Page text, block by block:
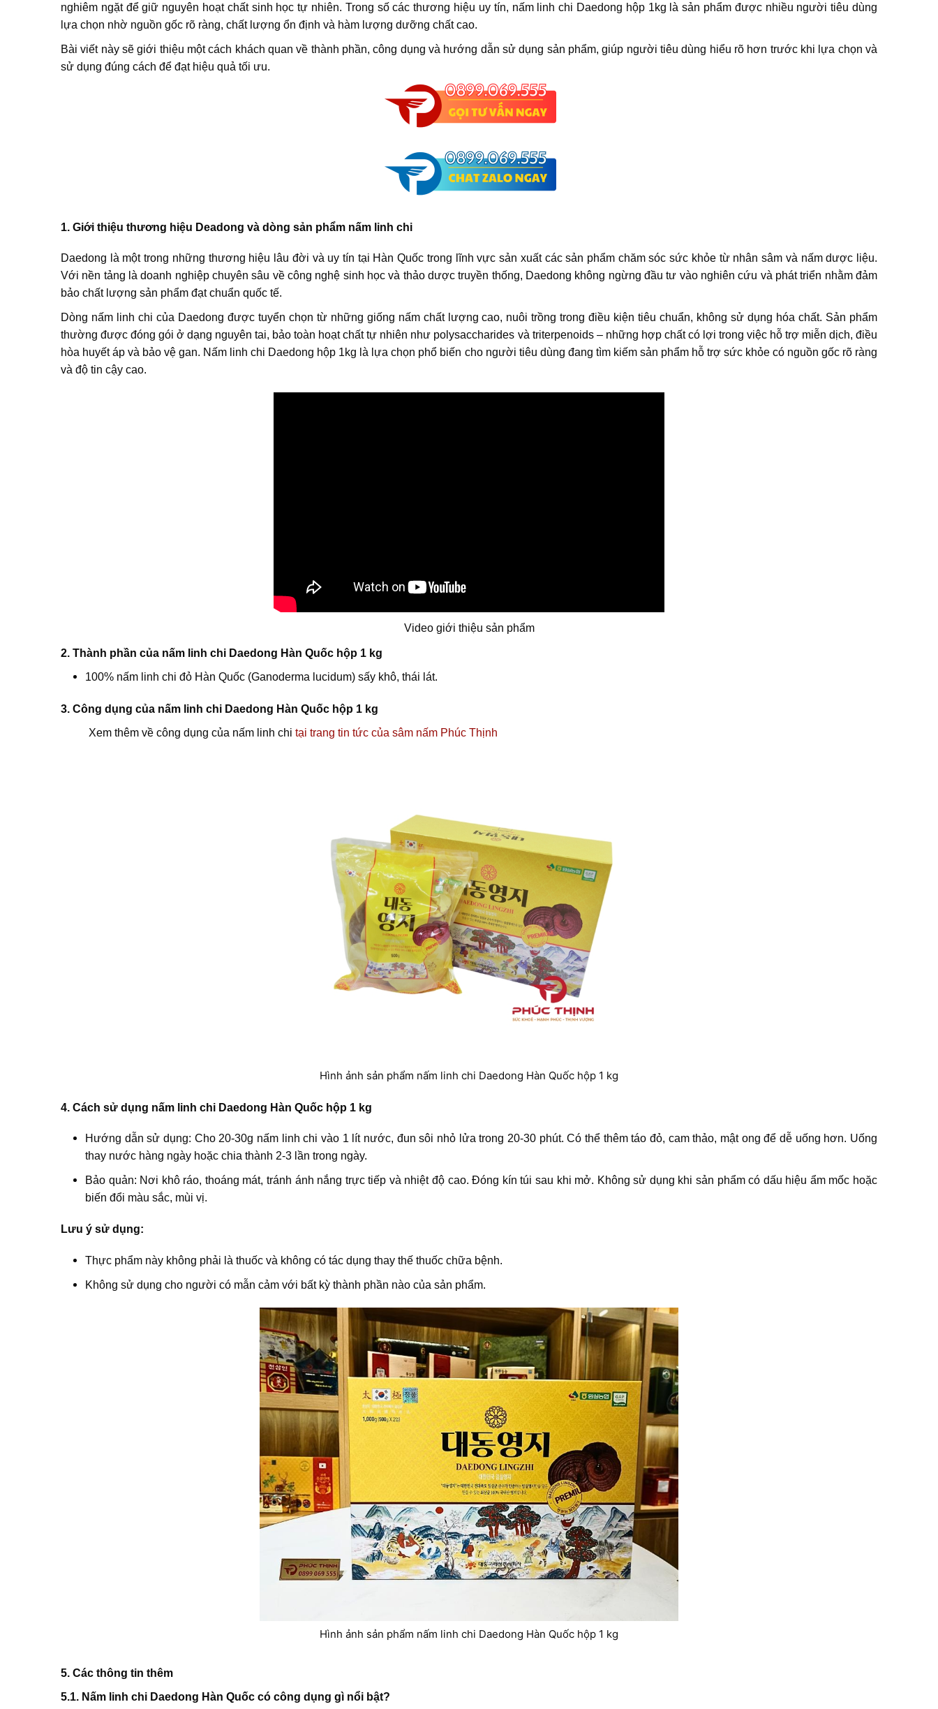
nghiêm ngặt để giữ nguyên hoạt chất sinh học tự nhiên. Trong số các thương hiệu uy tín, nấm linh chi Daedong hộp 1kg là sản phẩm được nhiều người tiêu dùng
lựa chọn nhờ nguồn gốc rõ ràng, chất lượng ổn định và hàm lượng dưỡng chất cao.
Bài viết này sẽ giới thiệu một cách khách quan về thành phần, công dụng và hướng dẫn sử dụng sản phẩm, giúp người tiêu dùng hiểu rõ hơn trước khi lựa chọn và
sử dụng đúng cách để đạt hiệu quả tối ưu.
1. Giới thiệu thương hiệu Deadong và dòng sản phẩm nấm linh chi
Daedong là một trong những thương hiệu lâu đời và uy tín tại Hàn Quốc trong lĩnh vực sản xuất các sản phẩm chăm sóc sức khỏe từ nhân sâm và nấm dược liệu.
Với nền tảng là doanh nghiệp chuyên sâu về công nghệ sinh học và thảo dược truyền thống, Daedong không ngừng đầu tư vào nghiên cứu và phát triển nhằm đảm
bảo chất lượng sản phẩm đạt chuẩn quốc tế.
Dòng nấm linh chi của Daedong được tuyển chọn từ những giống nấm chất lượng cao, nuôi trồng trong điều kiện tiêu chuẩn, không sử dụng hóa chất. Sản phẩm
thường được đóng gói ở dạng nguyên tai, bảo toàn hoạt chất tự nhiên như polysaccharides và triterpenoids – những hợp chất có lợi trong việc hỗ trợ miễn dịch, điều
hòa huyết áp và bảo vệ gan. Nấm linh chi Daedong hộp 1kg là lựa chọn phổ biến cho người tiêu dùng đang tìm kiếm sản phẩm hỗ trợ sức khỏe có nguồn gốc rõ ràng
và độ tin cậy cao.
Video giới thiệu sản phẩm
2. Thành phần của nấm linh chi Daedong Hàn Quốc hộp 1 kg
100% nấm linh chi đỏ Hàn Quốc (Ganoderma lucidum) sấy khô, thái lát.
3. Công dụng của nấm linh chi Daedong Hàn Quốc hộp 1 kg
Xem thêm về công dụng của nấm linh chi tại trang tin tức của sâm nấm Phúc Thịnh
Hình ảnh sản phẩm nấm linh chi Daedong Hàn Quốc hộp 1 kg
4. Cách sử dụng nấm linh chi Daedong Hàn Quốc hộp 1 kg
Hướng dẫn sử dụng: Cho 20-30g nấm linh chi vào 1 lít nước, đun sôi nhỏ lửa trong 20-30 phút. Có thể thêm táo đỏ, cam thảo, mật ong để dễ uống hơn. Uống
thay nước hàng ngày hoặc chia thành 2-3 lần trong ngày.
Bảo quản: Nơi khô ráo, thoáng mát, tránh ánh nắng trực tiếp và nhiệt độ cao. Đóng kín túi sau khi mở. Không sử dụng khi sản phẩm có dấu hiệu ẩm mốc hoặc
biến đổi màu sắc, mùi vị.
Lưu ý sử dụng:
Thực phẩm này không phải là thuốc và không có tác dụng thay thế thuốc chữa bệnh.
Không sử dụng cho người có mẫn cảm với bất kỳ thành phần nào của sản phẩm.
Hình ảnh sản phẩm nấm linh chi Daedong Hàn Quốc hộp 1 kg
5. Các thông tin thêm
5.1. Nấm linh chi Daedong Hàn Quốc có công dụng gì nổi bật?